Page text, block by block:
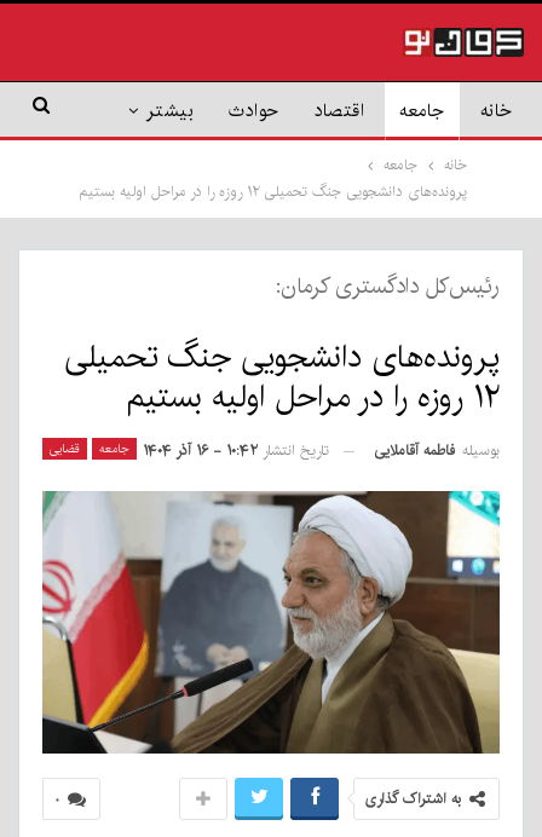
خانه جامعه اقتصاد حوادث بیشتر
خانه
جامعه
پرونده‌های دانشجویی جنگ تحمیلی ۱۲ روزه را در مراحل اولیه بستیم
رئیس‌کل دادگستری کرمان:
پرونده‌های دانشجویی جنگ تحمیلی
۱۲ روزه را در مراحل اولیه بستیم
جامعه قضایی بوسیله فاطمه آقاملایی تاریخ انتشار ۱۰:۴۲ - ۱۶ آذر ۱۴۰۴
۰ به اشتراک گذاری